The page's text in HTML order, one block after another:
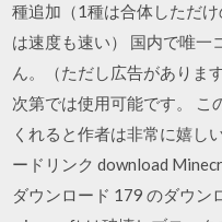
種追加（1種は合体しただ
は速度も速い） 国内で唯一
ん。（ただし広告がありま
次第では使用可能です。 こ
くれると作者は非常に嬉し
ードリンク download
ダウンロード 179 のダウン